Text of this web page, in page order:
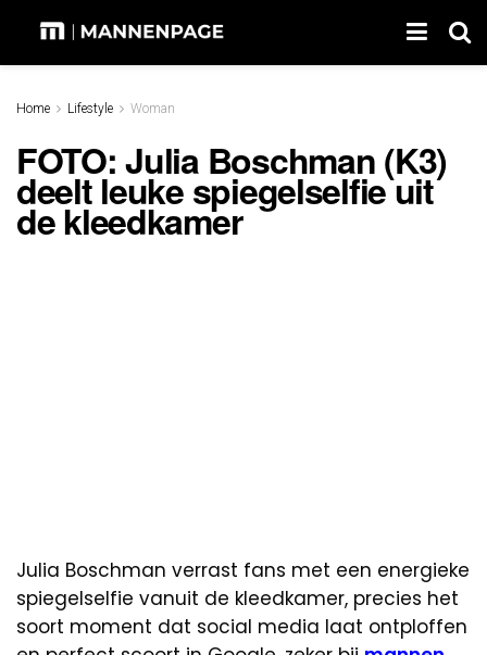
Home Lifestyle Woman
FOTO: Julia Boschman (K3)
deelt leuke spiegelselfie uit
de kleedkamer
Julia Boschman verrast fans met een energieke
spiegelselfie vanuit de kleedkamer, precies het
soort moment dat social media laat ontploffen